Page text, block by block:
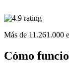
Más de 11.261.000
Cómo